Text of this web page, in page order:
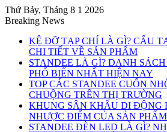
Thứ Bảy, Tháng 8 1 2026
Breaking News
KỆ ĐỠ TẠP CHÍ LÀ GÌ? CẤU
CHI TIẾT VỀ SẢN PHẨM
STANDEE LÀ GÌ? DANH
PHỔ BIẾN NHẤT HIỆN NAY
TOP CÁC STANDEE CUỐN
CHUỘNG TRÊN THỊ TRƯỜNG
KHUNG SÂN KHẤU DI ĐỘNG
NHƯỢC ĐIỂM CỦA SẢN PHẨM
STANDEE ĐÈN LED LÀ GÌ?